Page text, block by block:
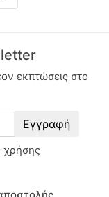
εκπτώσεις στο
Εγγραφή